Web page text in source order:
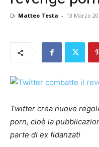
Di Matteo Testa - 13 Marzo
Twitter crea nuove
porn, cioè la
parte di ex fidanzati